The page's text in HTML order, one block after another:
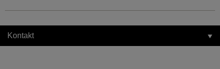
Kontakt